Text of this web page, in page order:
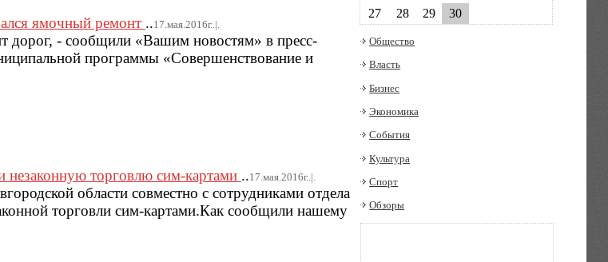
ямочный ремонт ..17.мая.2016г..|.
дорог, - сообщили «Вашим новостям» в пресс-
программы «Совершенствование и
незаконную торговлю сим-картами ..17.мая.2016г..|.
области совместно с сотрудниками отдела
торговли сим-картами.Как сообщили нашему
27
28 29 30
Общество
Власть
Бизнес
Экономика
События
Культура
Спорт
Обзоры